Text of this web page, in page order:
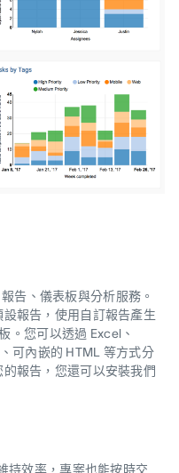
告、儀表板與分析服務。
報告，使用自訂報告產生
。您可以透過 Excel、
可內嵌的 HTML 等方式分
報告，您還可以安裝我們
持效率，專案也能按時交